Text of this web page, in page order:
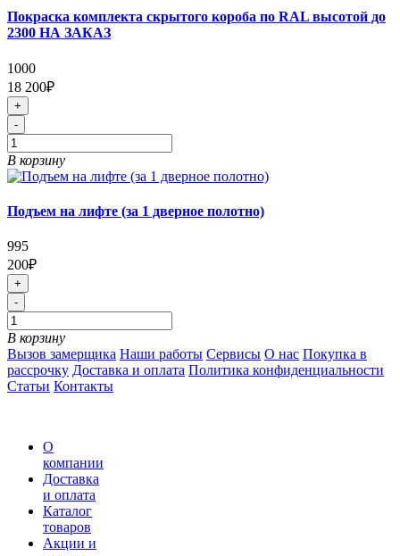
Покраска комплекта скрытого короба по RAL высотой до
2300 НА ЗАКАЗ
1000
18 200₽
+
-
В корзину
Подъем на лифте (за 1 дверное полотно)
995
200₽
+
-
В корзину
Вызов замерщика Наши работы Сервисы О нас Покупка в
рассрочку Доставка и оплата Политика конфиденциальности
Статьи Контакты
О
компании
Доставка
и оплата
Каталог
товаров
Акции и